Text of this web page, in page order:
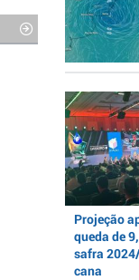
Projeção
queda de
safra
cana